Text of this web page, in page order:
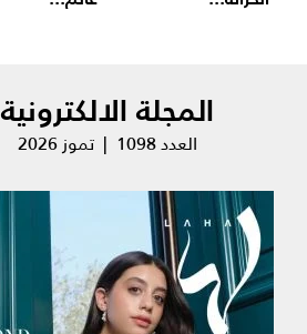
المجلة الالكترونية
العدد 1098 | تموز 2026